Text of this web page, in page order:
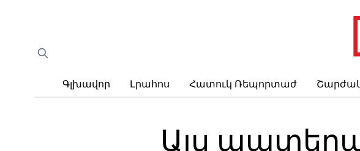
Գլխավոր Լրահոս Հատուկ Ռեպորտաժ
Այս